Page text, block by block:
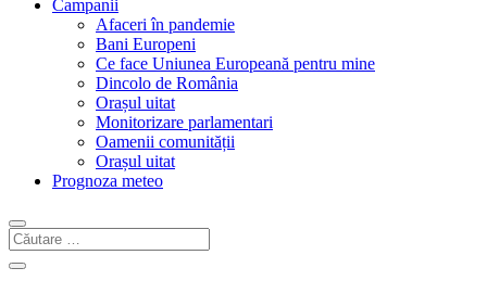
Campanii
Afaceri în pandemie
Bani Europeni
Ce face Uniunea Europeană pentru mine
Dincolo de România
Orașul uitat
Monitorizare parlamentari
Oamenii comunității
Orașul uitat
Prognoza meteo